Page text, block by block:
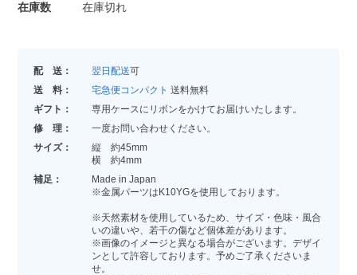
在庫数
在庫切れ
配 送： 翌日配送可
送 料：
宅急便コンパクト 送料無料
ギフト：
専用ケースにリボンをかけてお届けいたします。
修 理：
一度お問い合わせください。
サイズ：
縦 約45mm
横 約4mm
補足：
Made in Japan
※金属パーツはK10YGを使用しております。
※天然素材を使用しているため、サイズ・色味・風合
いの違いや、若干の傷など個体差があります。
※画像のイメージと異なる場合がございます。デザイ
ンとして許容しております。予めご了承くださいま
せ。